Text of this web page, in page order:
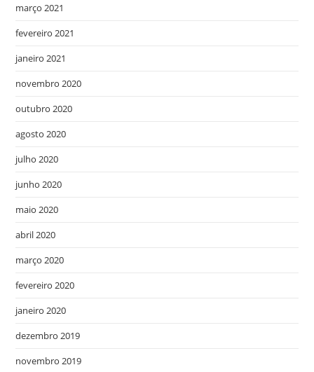
março 2021
fevereiro 2021
janeiro 2021
novembro 2020
outubro 2020
agosto 2020
julho 2020
junho 2020
maio 2020
abril 2020
março 2020
fevereiro 2020
janeiro 2020
dezembro 2019
novembro 2019